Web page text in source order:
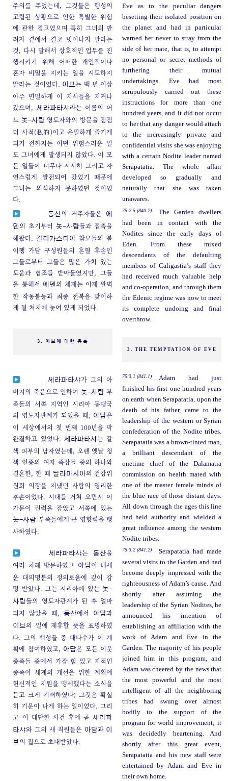
주의를 주었는데, 그것들은 행성의
고립된 상황으로 인한 특별한 위험
에 관한 경고였으며 특히 그녀의 반
려자 곁에서 결코 벗어나지 말라는
것, 다시 말해서 상호적인 업무를 진
행시키기 위해 어떠한 개인적이나
혼자 비밀을 지키는 일을 시도하지
말라는 것이었다. 이브는 백 년 이상
아주 면밀하게 이 지시들을 지켜나
갔으며,
세라파타샤라는 이름의 어
느 놋-사람 영도자와의 방문을 점점
더 사적(私的)이고 은밀하게 즐기게
되기 전까지는 어떤 위험스러운 일
도 그녀에게 발생되지 않았다. 이 모
든 일들이 너무나 서서히 그리고 자
연스럽게 발전되어 갔었기 때문에
그녀는 의식하지 못하였던 것이었
다.
Eve as to the peculiar dangers
besetting their isolated position on
the planet and had in particular
warned her never to stray from the
side of her mate, that is, to attempt
no personal or secret methods of
furthering their mutual
undertakings. Eve had most
scrupulously carried out these
instructions for more than one
hundred years, and it did not occur
to her that any danger would attach
to the increasingly private and
confidential visits she was enjoying
with a certain Nodite leader named
Serapatatia. The whole affair
developed so gradually and
naturally that she was taken
unawares.
동산의 거주자들은
에
덴의 초기부터 놋-사람들과 접촉을
해왔다.
칼리가스티아 참모들의 불
이행 가담 구성원들의 혼혈 후손인
그들로부터 그들은 많은 가치 있는
도움과 협조를 받아들였지만, 그들
을 통해서
에덴의 체제는 이제 완벽
한 작동불능과 최종 전복을 맞이하
게 될 처지에 놓여 있게 되었다.
75:2.5 (840.7)
The Garden dwellers
had been in contact with the
Nodites since the early days of
Eden. From these mixed
descendants of the defaulting
members of Caligastia’s staff they
had received much valuable help
and co-operation, and through them
the Edenic regime was now to meet
its complete undoing and final
overthrow.
3. 이브에 대한 유혹
3. THE TEMPTATION OF EVE
세라파타샤가 그의 아
버지의 죽음으로 인하여 놋-사람 부
족들의 서쪽 지역인 시리아 동맹국
의 영도자관계가 되었을 때, 아담은
이 세상에서의 첫 번째 100년을 막
완결하고 있었다. 세라파타샤는 갈
색 피부의 남자였는데, 오랜 옛날 청
색 인종의 여자 족장들 중의 하나와
결혼한, 한 때 달라마시아의 건강위
원회 의장을 지냈던 사람의 영리한
후손이었다. 시대를 거쳐 오면서 이
가문이 권력을 잡았고 서쪽에 있는
놋-사람 부족들에게 큰 영향력을 행
사하였다.
75:3.1 (841.1)
Adam had just
finished his first one hundred years
on earth when Serapatatia, upon the
death of his father, came to the
leadership of the western or Syrian
confederation of the Nodite tribes.
Serapatatia was a brown-tinted man,
a brilliant descendant of the
onetime chief of the Dalamatia
commission on health mated with
one of the master female minds of
the blue race of those distant days.
All down through the ages this line
had held authority and wielded a
great influence among the western
Nodite tribes.
세라파타샤는동산을
여러 차례 방문하였고
아담이 내세
운 대의명분의 정의로움에 깊이 감
명 받았다. 그는 시리아에 있는놋-
사람들의 영도자관계가 된 후 얼마
되지 않았을 때,동산에서 아담과
이브의 일에 제휴할 뜻을 표명하였
다. 그의 백성들 중 대다수가 이 계
획에 참여하였고, 아담은 모든 이웃
종족들 중에서 가장 힘 있고 지적인
종족이 세계의 개선을 위한 계획에
헌신적인 지원을 맹세했다는 소식을
듣고 크게 기뻐하였다; 그것은 확실
히 기운이 나게 하는 일이었다. 그리
고 이 대단한 사건 후에 곧세라파
타샤와 그의 새 직원들은 아담과 이
브의 집으로 초대받았다.
75:3.2 (841.2)
Serapatatia had made
several visits to the Garden and had
become deeply impressed with the
righteousness of Adam’s cause. And
shortly after assuming the
leadership of the Syrian Nodites, he
announced his intention of
establishing an affiliation with the
work of Adam and Eve in the
Garden. The majority of his people
joined him in this program, and
Adam was cheered by the news that
the most powerful and the most
intelligent of all the neighboring
tribes had swung over almost
bodily to the support of the
program for world improvement; it
was decidedly heartening. And
shortly after this great event,
Serapatatia and his new staff were
entertained by Adam and Eve in
their own home.